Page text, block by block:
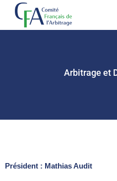
Arbitrage et
Président : Mathias Audit